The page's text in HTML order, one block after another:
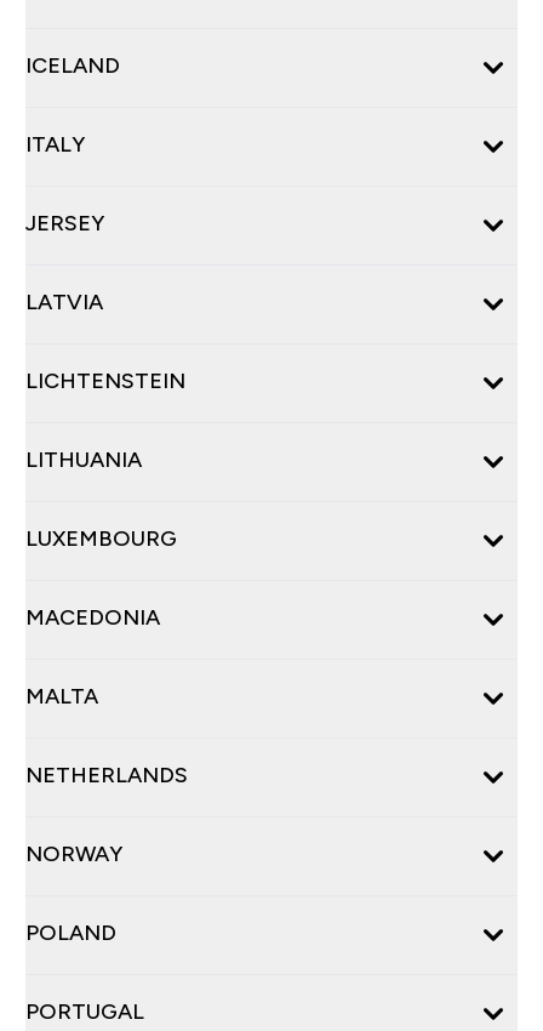
ICELAND
ITALY
JERSEY
LATVIA
LICHTENSTEIN
LITHUANIA
LUXEMBOURG
MACEDONIA
MALTA
NETHERLANDS
NORWAY
POLAND
PORTUGAL